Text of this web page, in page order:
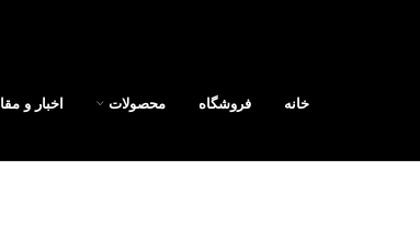
خانه فروشگاه محصولات اخبار و